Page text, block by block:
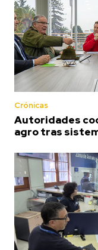
Crónicas
Autoridades
agro tras